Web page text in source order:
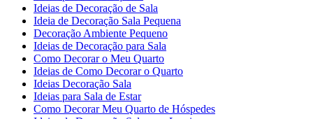
Ideias de Decoração de Sala
Ideia de Decoração Sala Pequena
Decoração Ambiente Pequeno
Ideias de Decoração para Sala
Como Decorar o Meu Quarto
Ideias de Como Decorar o Quarto
Ideias Decoração Sala
Ideias para Sala de Estar
Como Decorar Meu Quarto de Hóspedes